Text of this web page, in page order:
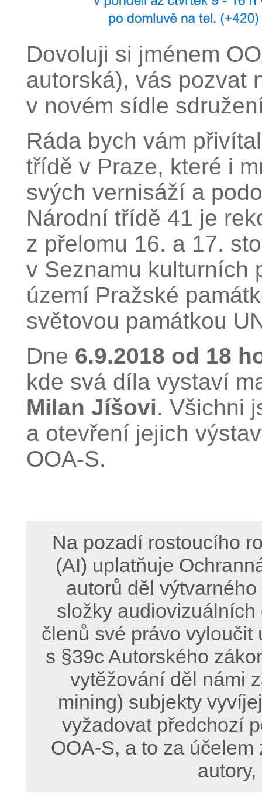
Dovoluji si jménem
autorská), vás pozvat
v novém sídle
Ráda bych vám
třídě v Praze, které i
svých vernisáží a
Národní třídě 41 je
z přelomu 16. a 17.
v Seznamu kulturních
území Pražské
světovou památkou
Dne 6.9.2018 od 18
kde svá díla vystaví
Milan Jíšovi. Všichni
a otevření jejich
OOA-S.
Na pozadí rostoucího
(AI) uplatňuje
autorů děl
složky
členů své právo
s §39c Autorského
vytěžování děl námi
mining) subjekty
vyžadovat předchozí
OOA-S, a to za